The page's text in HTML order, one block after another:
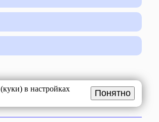
в настройках
Понятно